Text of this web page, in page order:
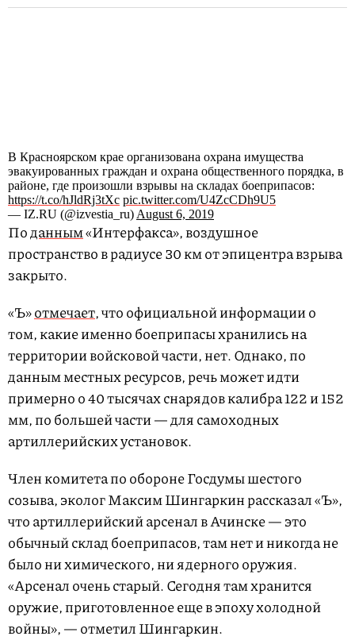
В Красноярском крае организована охрана имущества
эвакуированных граждан и охрана общественного порядка, в
районе, где произошли взрывы на складах боеприпасов:
https://t.co/hJldRj3tXc pic.twitter.com/U4ZcCDh9U5
— IZ.RU (@izvestia_ru) August 6, 2019
Поданным«Интерфакса», воздушное
пространство в радиусе 30 км от эпицентра взрыва
закрыто. ​
«Ъ»отмечает, что официальной информации о
том, какие именно боеприпасы хранились на
территории войсковой части, нет. Однако, по
данным местных ресурсов, речь может идти
примерно о 40 тысячах снарядов калибра 122 и 152
мм, по большей части — для самоходных
артиллерийских установок.
Член комитета по обороне Госдумы шестого
созыва, эколог Максим Шингаркин рассказал «Ъ»,
что артиллерийский арсенал в Ачинске — это
обычный склад боеприпасов, там нет и никогда не
было ни химического, ни ядерного оружия.
«Арсенал очень старый. Сегодня там хранится
оружие, приготовленное еще в эпоху холодной
войны», — отметил Шингаркин.